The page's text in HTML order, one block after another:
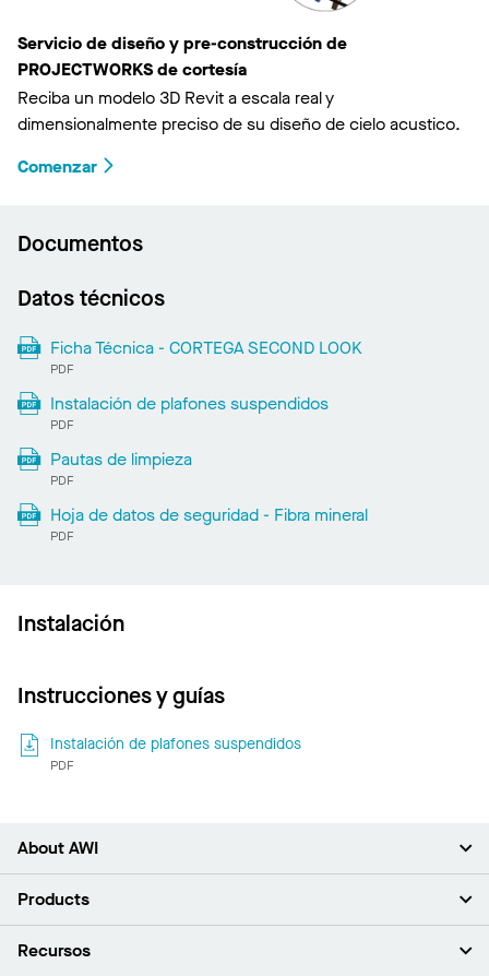
Servicio de diseño y pre-construcción de
PROJECTWORKS de cortesía
Reciba un modelo 3D Revit a escala real y
dimensionalmente preciso de su diseño de cielo acustico.
Comenzar
Documentos
Datos técnicos
Ficha Técnica - CORTEGA SECOND LOOK
PDF
Instalación de plafones suspendidos
PDF
Pautas de limpieza
PDF
Hoja de datos de seguridad - Fibra mineral
PDF
Instalación
Instrucciones y guías
Instalación de plafones suspendidos
PDF
About AWI
Acerca de nosotros
Sala de prensa
Products
Plafones
Recursos